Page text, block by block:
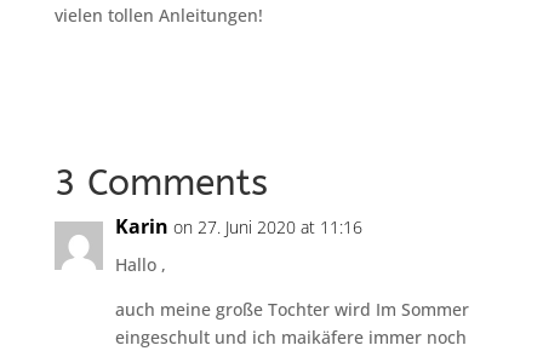
vielen tollen Anleitungen!
3 Comments
Karin on 27. Juni 2020 at 11:16
Hallo ,
auch meine große Tochter wird Im Sommer
eingeschult und ich maikäfere immer noch